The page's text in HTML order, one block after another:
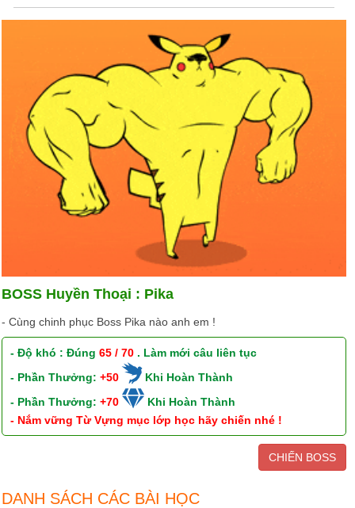
BOSS Huyền Thoại : Pika
- Cùng chinh phục Boss Pika nào anh em !
- Độ khó : Đúng65 / 70 . Làm mới câu liên tục
- Phần Thưởng:+50
Khi Hoàn Thành
- Phần Thưởng:+70
Khi Hoàn Thành
- Nắm vững Từ Vựng mục lớp học hãy chiến nhé !
CHIẾN BOSS
DANH SÁCH CÁC BÀI HỌC